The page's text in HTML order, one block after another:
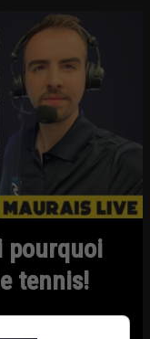
pourquoi
tennis!